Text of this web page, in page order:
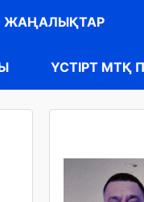
ЖАҢАЛЫҚТАР
ҮСТІРТ МТҚ